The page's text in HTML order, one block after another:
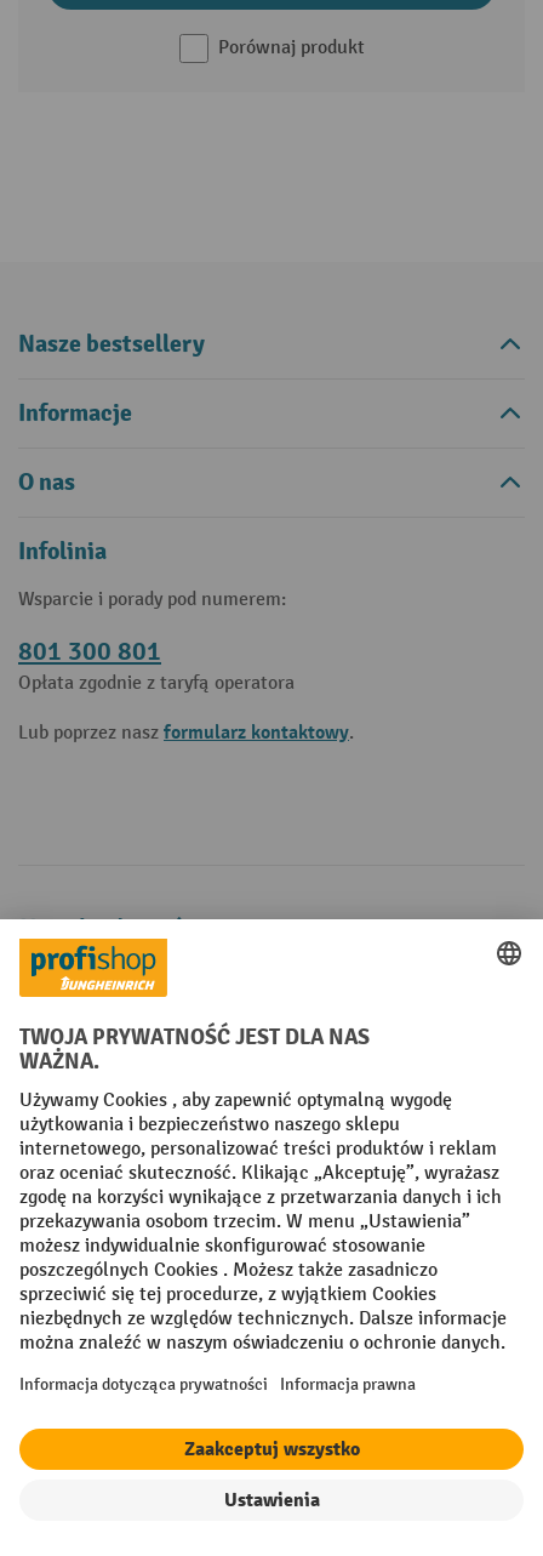
Porównaj produkt
Nasze bestsellery
Informacje
O nas
Infolinia
Wsparcie i porady pod numerem:
801 300 801
Opłata zgodnie z taryfą operatora
Lub poprzez nasz formularz kontaktowy.
Metody płatności
Creditcard (Master)Creditcard (Visa)
Factura Przedpłata
Sieci społecznościowe
Facebook
YouTube
LinkedIn
Instagram
Regulamin Impressum PL
Oświadczenie o ochronie danych
Ustawienia prywatności
All prices excl. VAT plusshipping costsand possible delivery charges,
if not stated otherwise.